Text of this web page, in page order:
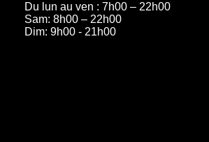
Du lun au ven : 7h00 – 22h00
Sam: 8h00 – 22h00
Dim: 9h00 - 21h00